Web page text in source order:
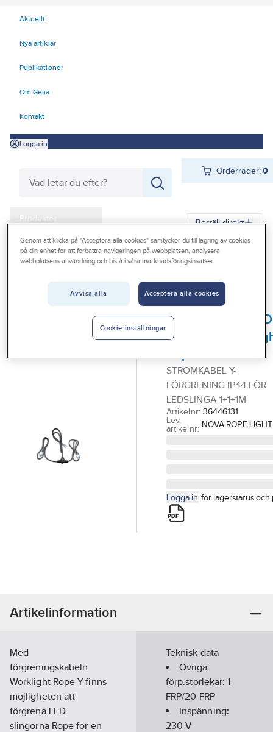
Aktuellt
Nya artiklar
Publikationer
Om Gelia
Kontakt
Logga in
Orderrader:0
Produkter
Kampanjer
Outlet
Beställ direkt
Gelia Produkter Gelia El Belysning Arbetsplatsbelysning
GELIA - WORKLIGHT
Strömkabel Y-
förgrening till
ljusslinga
Rope
STRÖMKABEL Y-
FÖRGRENING IP44 FÖR
LEDSLINGA 1+1+1M
Artikelnr: 36446131
Lev.
artikelnr: NOVA ROPE
Logga in för lagerstatus och
Artikelinformation
Med
förgreningskabeln
Worklight Rope Y finns
möjligheten att
förgrena LED-
slingorna Rope för en
Teknisk data
Övriga
förp.storlekar:1
FRP/20 FRP
Inspänning:
230 V
Genom att klicka på "Acceptera alla cookies" samtycker du till lagring av cookies
på din enhet för att förbättra navigeringen på webbplatsen, analysera
webbplatsens användning och bistå i våra marknadsföringsinsatser.
Avvisa alla Acceptera alla cookies
Cookie-inställningar